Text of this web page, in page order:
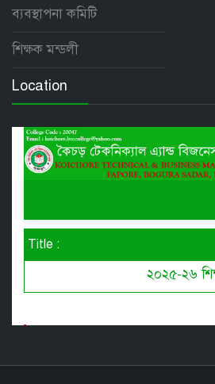
ব্যবস্থাপনা কমিটি
শিক্ষক মন্ডলী
Location